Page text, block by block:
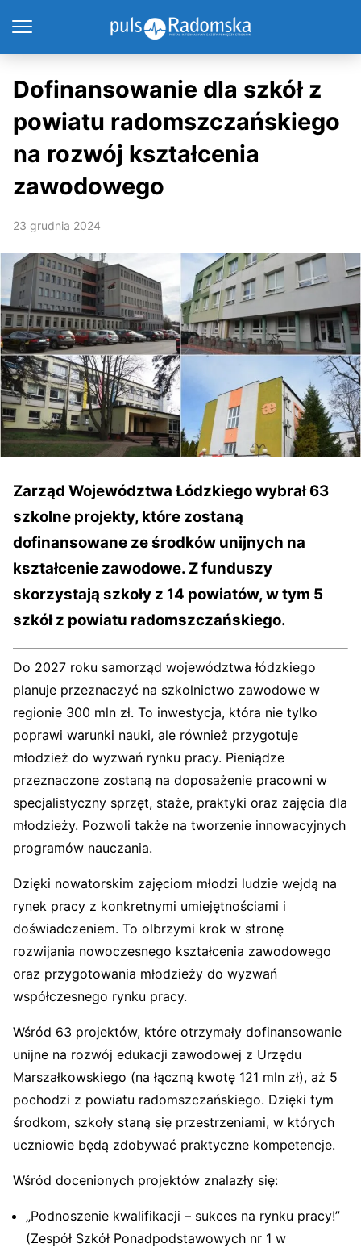
Dofinansowanie dla szkół z
powiatu radomszczańskiego
na rozwój kształcenia
zawodowego
23 grudnia 2024
Zarząd Województwa Łódzkiego wybrał 63
szkolne projekty, które zostaną
dofinansowane ze środków unijnych na
kształcenie zawodowe. Z funduszy
skorzystają szkoły z 14 powiatów, w tym 5
szkół z powiatu radomszczańskiego.
Do 2027 roku samorząd województwa łódzkiego
planuje przeznaczyć na szkolnictwo zawodowe w
regionie 300 mln zł. To inwestycja, która nie tylko
poprawi warunki nauki, ale również przygotuje
młodzież do wyzwań rynku pracy. Pieniądze
przeznaczone zostaną na doposażenie pracowni w
specjalistyczny sprzęt, staże, praktyki oraz zajęcia dla
młodzieży. Pozwoli także na tworzenie innowacyjnych
programów nauczania.
Dzięki nowatorskim zajęciom młodzi ludzie wejdą na
rynek pracy z konkretnymi umiejętnościami i
doświadczeniem. To olbrzymi krok w stronę
rozwijania nowoczesnego kształcenia zawodowego
oraz przygotowania młodzieży do wyzwań
współczesnego rynku pracy.
Wśród 63 projektów, które otrzymały dofinansowanie
unijne na rozwój edukacji zawodowej z Urzędu
Marszałkowskiego (na łączną kwotę 121 mln zł), aż 5
pochodzi z powiatu radomszczańskiego. Dzięki tym
środkom, szkoły staną się przestrzeniami, w których
uczniowie będą zdobywać praktyczne kompetencje.
Wśród docenionych projektów znalazły się:
„Podnoszenie kwalifikacji – sukces na rynku pracy!”
(Zespół Szkół Ponadpodstawowych nr 1 w